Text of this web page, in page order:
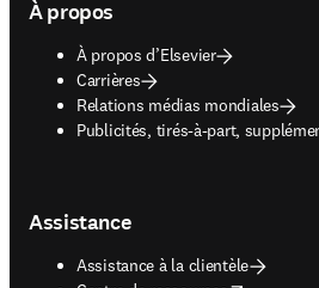
À propos
À propos d’Elsevier
Carrières
Relations médias mondiales
Publicités, tirés-à-part,
opens in new tab/window
Assistance
Assistance à la clientèle